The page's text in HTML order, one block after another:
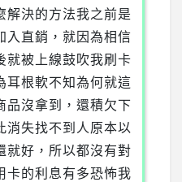
解決的方法我之前是
入直銷，就因為相信
就被上線鼓吹我刷卡
耳根軟不知為何就這
品沒拿到，還積欠下
消失找不到人原本以
就好，所以都沒有對
卡的利息有多恐怖我